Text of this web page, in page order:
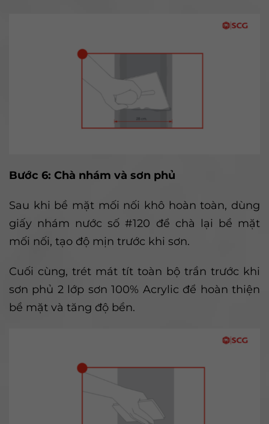
Bước 6: Chà nhám và sơn phủ
Sau khi bề mặt mối nối khô hoàn toàn, dùng
giấy nhám nước số #120 để chà lại bề mặt
mối nối, tạo độ mịn trước khi sơn.
Cuối cùng, trét mát tít toàn bộ trần trước khi
sơn phủ 2 lớp sơn 100% Acrylic để hoàn thiện
bề mặt và tăng độ bền.